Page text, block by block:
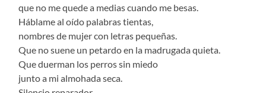
que no me quede a medias cuando me besas.
Háblame al oído palabras tientas,
nombres de mujer con letras pequeñas.
Que no suene un petardo en la madrugada quieta.
Que duerman los perros sin miedo
junto a mi almohada seca.